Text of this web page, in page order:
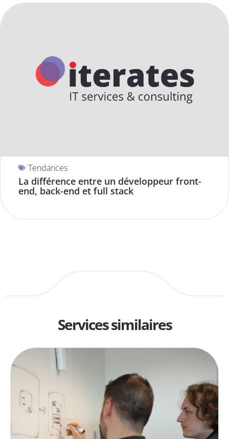
Tendances
La différence entre un développeur front-
end, back-end et full stack
Services similaires